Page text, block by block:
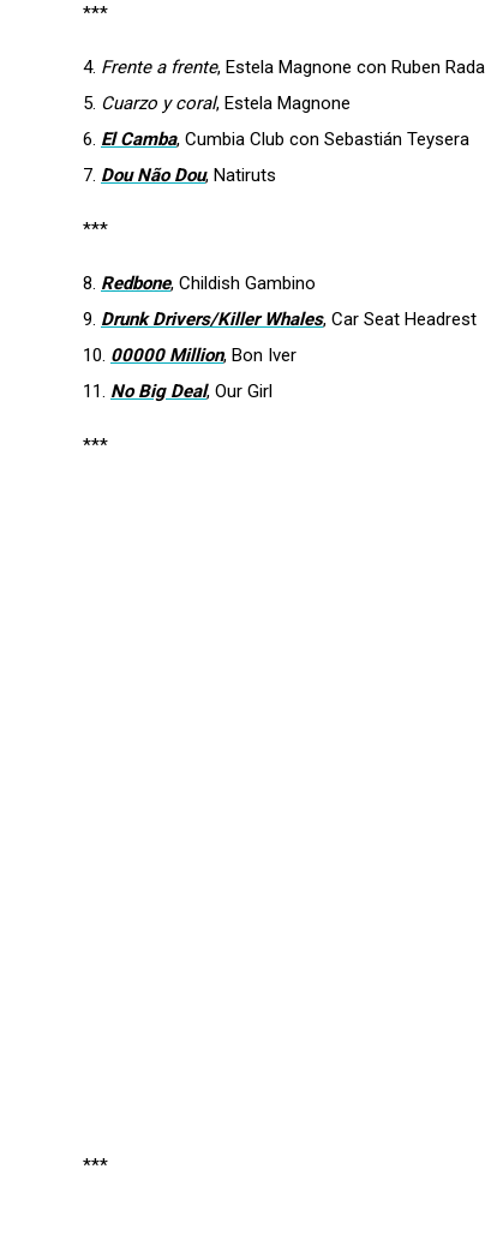
***
4. Frente a frente, Estela Magnone con Ruben Rada
5. Cuarzo y coral, Estela Magnone
6. El Camba, Cumbia Club con Sebastián Teysera
7. Dou Não Dou, Natiruts
***
8. Redbone, Childish Gambino
9. Drunk Drivers/Killer Whales, Car Seat Headrest
10. 00000 Million, Bon Iver
11. No Big Deal, Our Girl
***
***